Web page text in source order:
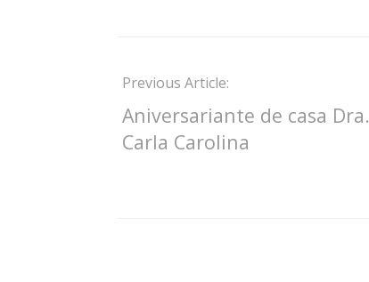
Previous Article:
Aniversariante de casa Dra.
Carla Carolina